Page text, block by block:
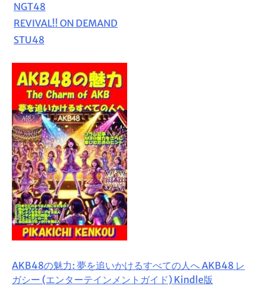
NGT48
REVIVAL!! ON DEMAND
STU48
AKB48の魅力: 夢を追いかけるすべての人へ AKB48 レ
ガシー (エンターテインメントガイド) Kindle版